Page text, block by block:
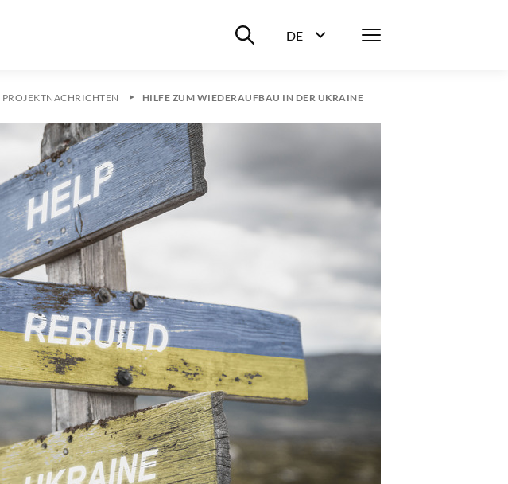
Suche ein-/ausblenden
DE
Menü
PROJEKTNACHRICHTEN HILFE ZUM WIEDERAUFBAU IN DER UKRAINE